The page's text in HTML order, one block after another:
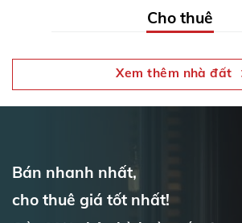
Cho thuê
Xem thêm nhà đất
Bán nhanh nhất,
cho thuê giá tốt nhất!